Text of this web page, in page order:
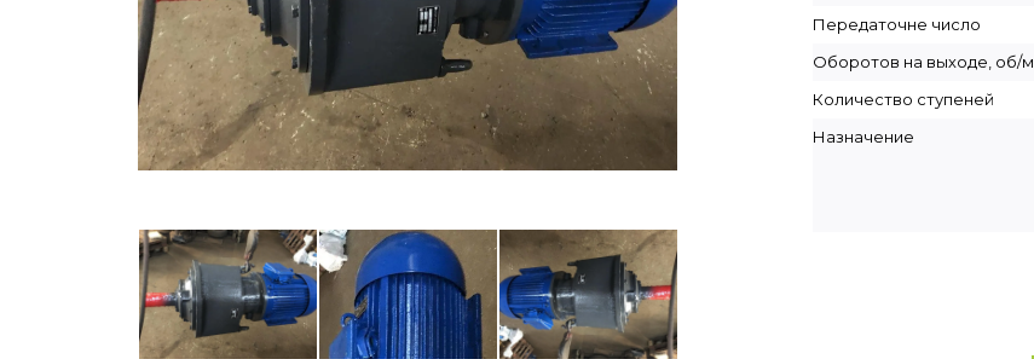
Передаточне число
Оборотов на выходе, об/м
Количество ступеней
Назначение